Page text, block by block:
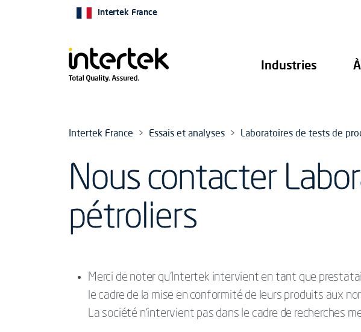
Industries
Intertek France
Intertek France Essais et analyses Laboratoires de tests de
Nous contacter
pétroliers
Merci de noter qu’Intertek intervient en tant que
le cadre de la mise en conformité de leurs produits aux
La société n’intervient pas dans le cadre de recherches